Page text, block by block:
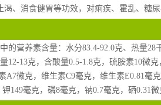
、消食健胃等功效，对痢疾、霍乱、糖
的营养素含量：水分83.4-92.0克、热量
12-13克，含酸量0.5-1.8克，硫胺素10微
A7微克，维生素C9毫克，维生素E0.81毫
149毫克，磷8毫克，钠0.7毫克，硒0.31微